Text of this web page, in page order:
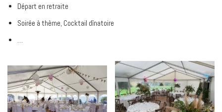
Départ en retraite
Soirée à thème, Cocktail dînatoire
…
Aucune légende Aucune légende